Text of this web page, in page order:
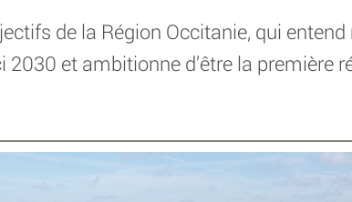
de la Région Occitanie, qui
et ambitionne d’être la première